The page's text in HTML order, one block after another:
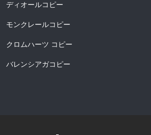
ディオールコピー
モンクレールコピー
クロムハーツ コピー
バレンシアガコピー